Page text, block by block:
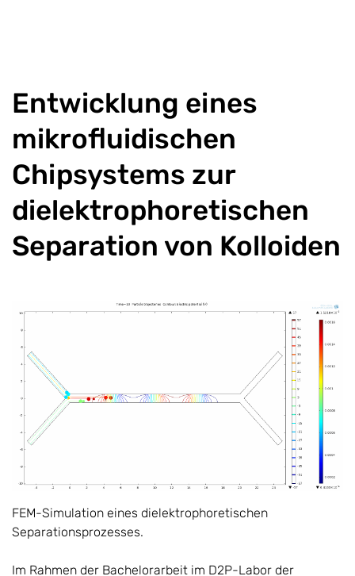
Entwicklung eines
mikrofluidischen
Chipsystems zur
dielektrophoretischen
Separation von Kolloiden
FEM-Simulation eines dielektrophoretischen
Separationsprozesses.
Im Rahmen der Bachelorarbeit im D2P-Labor der